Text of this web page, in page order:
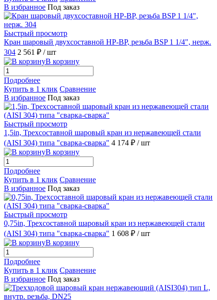
В избранное Под заказ
Быстрый просмотр
Кран шаровый двухсоставной НР-ВР, резьба BSP 1 1/4", нерж.
304 2 561 ₽ / шт
В корзину
Подробнее
Купить в 1 клик Сравнение
В избранное Под заказ
Быстрый просмотр
1,5in, Трехсоставной шаровый кран из нержавеющей стали
(AISI 304) типа "сварка-сварка" 4 174 ₽ / шт
В корзину
Подробнее
Купить в 1 клик Сравнение
В избранное Под заказ
Быстрый просмотр
0,75in, Трехсоставной шаровый кран из нержавеющей стали
(AISI 304) типа "сварка-сварка" 1 608 ₽ / шт
В корзину
Подробнее
Купить в 1 клик Сравнение
В избранное Под заказ